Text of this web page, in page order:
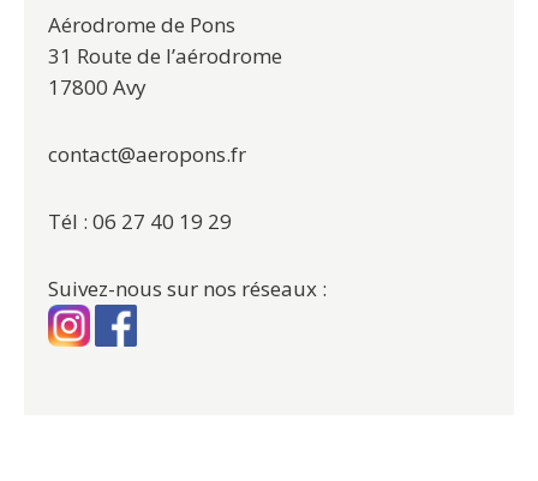
Aérodrome de Pons
31 Route de l’aérodrome
17800 Avy
contact@aeropons.fr
Tél : 06 27 40 19 29
Suivez-nous sur nos réseaux :